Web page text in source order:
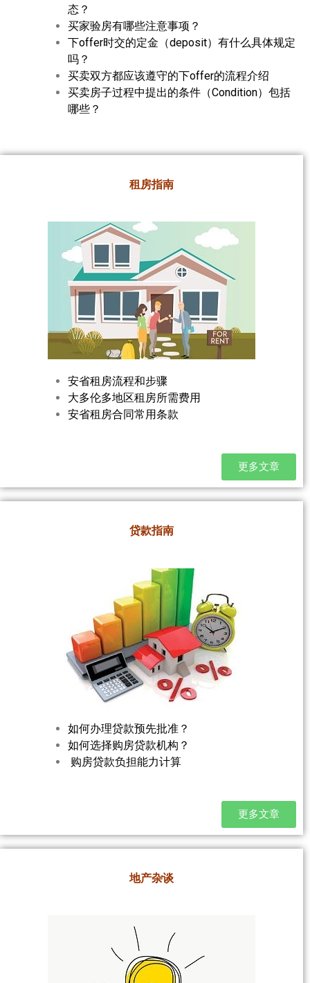
态？
买家验房有哪些注意事项？
下offer时交的定金（deposit）有什么具体规定
吗？
买卖双方都应该遵守的下offer的流程介绍
买卖房子过程中提出的条件（Condition）包括
哪些？
租房指南
安省租房流程和步骤
大多伦多地区租房所需费用
安省租房合同常用条款
更多文章
贷款指南
如何办理贷款预先批准？
如何选择购房贷款机构？
购房贷款负担能力计算
更多文章
地产杂谈